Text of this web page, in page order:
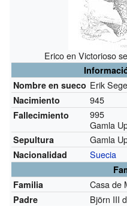
Erico en Victorioso
Nombre en sueco Erik
Nacimiento 945
Fallecimiento
995
Gamla
Sepultura Gamla
Nacionalidad Suecia
Familia
Casa de
Padre Björn III